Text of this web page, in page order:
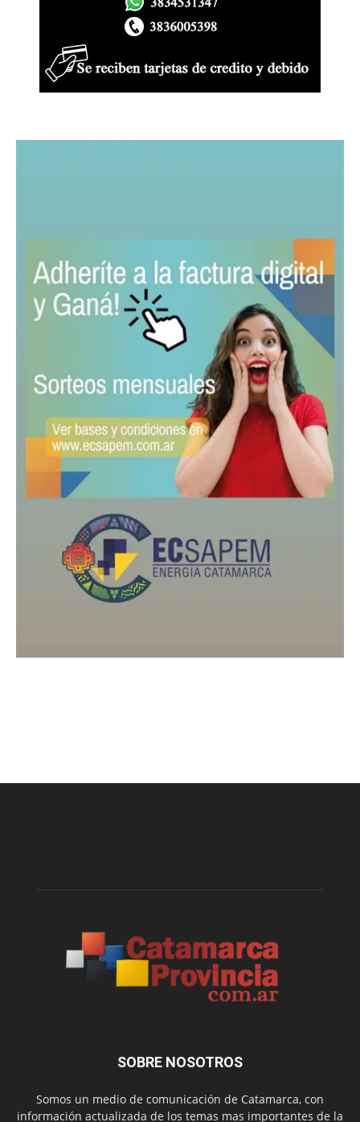
SOBRE NOSOTROS
Somos un medio de comunicación de Catamarca, con
información actualizada de los temas mas importantes de la